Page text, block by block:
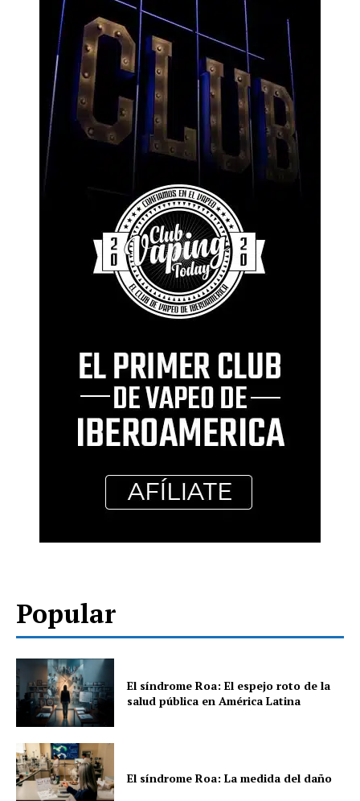
Popular
El síndrome Roa: El espejo roto de la
salud pública en América Latina
El síndrome Roa: La medida del daño